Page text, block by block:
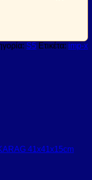
S5 Ετικέτα: imp-x